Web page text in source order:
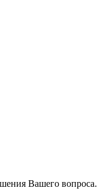
Вашего вопроса.